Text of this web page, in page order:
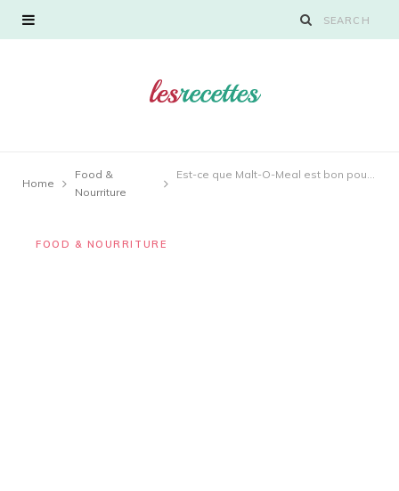
Home
Food &
Nourriture
Est-ce que Malt-O-Meal est bon pour vous ?
FOOD & NOURRITURE